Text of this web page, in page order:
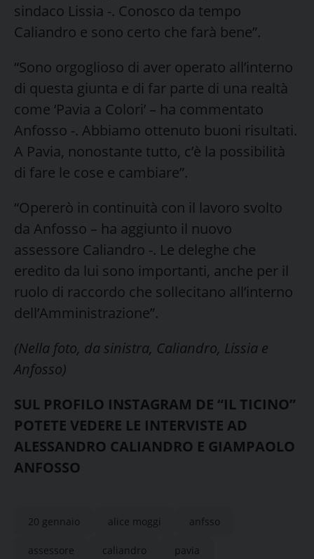
sindaco Lissia -. Conosco da tempo
Caliandro e sono certo che farà bene”.
“Sono orgoglioso di aver operato all’interno
di questa giunta e di far parte di una realtà
come ‘Pavia a Colori’ – ha commentato
Anfosso -. Abbiamo ottenuto buoni risultati.
A Pavia, nonostante tutto, c’è la possibilità
di fare le cose e cambiare”.
“Opererò in continuità con il lavoro svolto
da Anfosso – ha aggiunto il nuovo
assessore Caliandro -. Le deleghe che
eredito da lui sono importanti, anche per il
ruolo di raccordo che sollecitano all’interno
dell’Amministrazione”.
(Nella foto, da sinistra, Caliandro, Lissia e
Anfosso)
SUL PROFILO INSTAGRAM DE “IL TICINO”
POTETE VEDERE LE INTERVISTE AD
ALESSANDRO CALIANDRO E GIAMPAOLO
ANFOSSO
20 gennaio alice moggi anfsso
assessore caliandro pavia